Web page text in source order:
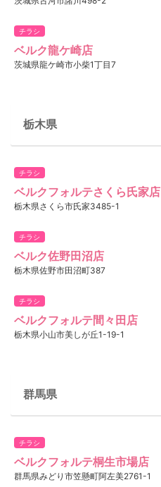
チラシ
ベルク龍ケ崎店
茨城県龍ケ崎市小柴1丁目7
栃木県
チラシ
ベルクフォルテさくら氏家店
栃木県さくら市氏家3485-1
チラシ
ベルク佐野田沼店
栃木県佐野市田沼町387
チラシ
ベルクフォルテ間々田店
栃木県小山市美しが丘1-19-1
群馬県
チラシ
ベルクフォルテ桐生市場店
群馬県みどり市笠懸町阿左美2761-1